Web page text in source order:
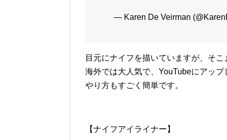
— Karen De Veirman
目元にナイフを描いていますが、そ
海外では大人気で、YouTubeにアップ
やり方もすごく簡単です。
【ナイフアイライナー】